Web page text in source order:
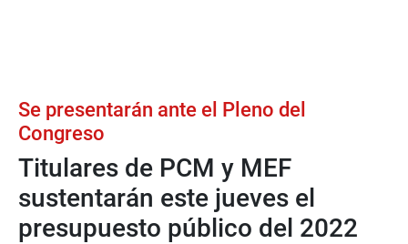
Se presentarán ante el Pleno del
Congreso
Titulares de PCM y MEF
sustentarán este jueves el
presupuesto público del 2022